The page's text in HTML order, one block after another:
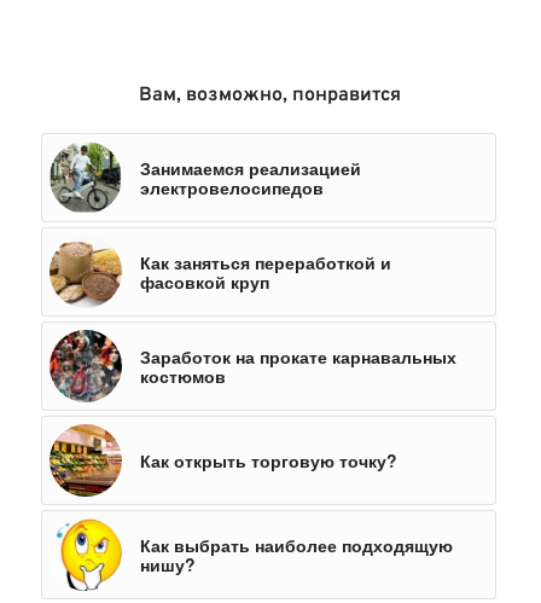
Вам, возможно, понравится
Занимаемся реализацией
электровелосипедов
Как заняться переработкой и
фасовкой круп
Заработок на прокате карнавальных
костюмов
Как открыть торговую точку?
Как выбрать наиболее подходящую
нишу?